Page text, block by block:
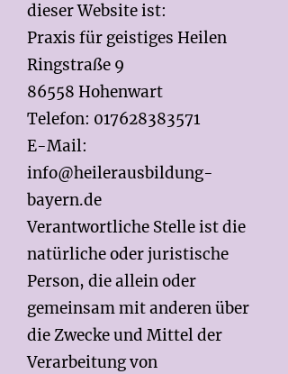
dieser Website ist:
Praxis für geistiges Heilen
Ringstraße 9
86558 Hohenwart
Telefon: 017628383571
E-Mail:
info@heilerausbildung-
bayern.de
Verantwortliche Stelle ist die
natürliche oder juristische
Person, die allein oder
gemeinsam mit anderen über
die Zwecke und Mittel der
Verarbeitung von